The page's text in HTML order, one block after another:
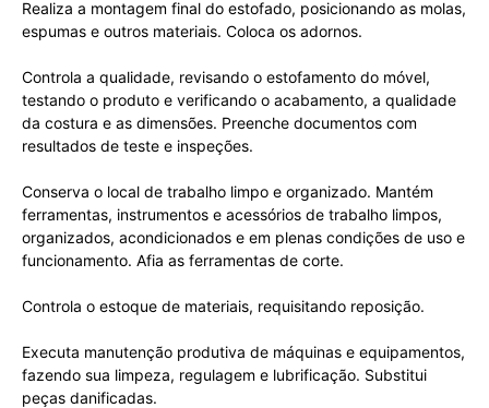
Realiza a montagem final do estofado, posicionando as molas,
espumas e outros materiais. Coloca os adornos.
Controla a qualidade, revisando o estofamento do móvel,
testando o produto e verificando o acabamento, a qualidade
da costura e as dimensões. Preenche documentos com
resultados de teste e inspeções.
Conserva o local de trabalho limpo e organizado. Mantém
ferramentas, instrumentos e acessórios de trabalho limpos,
organizados, acondicionados e em plenas condições de uso e
funcionamento. Afia as ferramentas de corte.
Controla o estoque de materiais, requisitando reposição.
Executa manutenção produtiva de máquinas e equipamentos,
fazendo sua limpeza, regulagem e lubrificação. Substitui
peças danificadas.